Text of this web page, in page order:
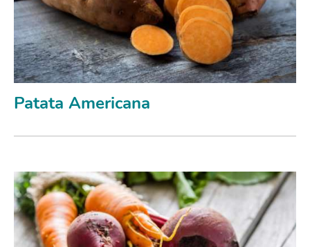
Patata Americana